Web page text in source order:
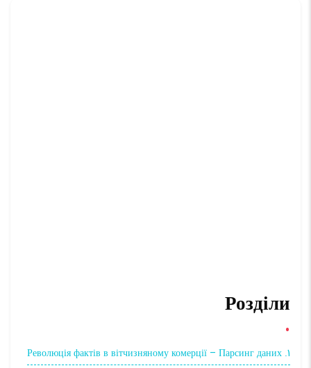
Розділи
1. Революція фактів в вітчизняному комерції – Парсинг даних